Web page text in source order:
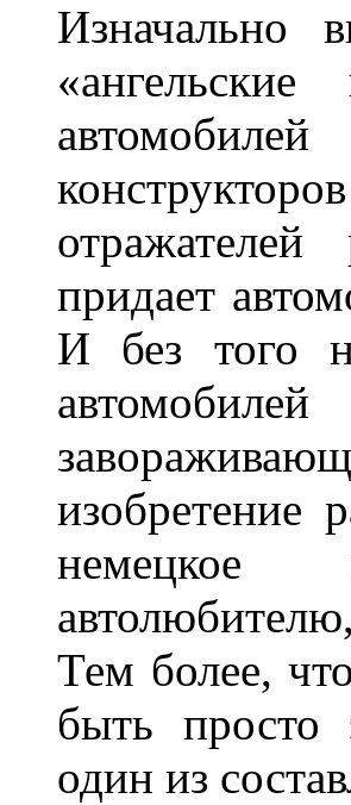
Изначально
придает
И без того
изобретение
немецкое
Тем более,
быть просто
один из